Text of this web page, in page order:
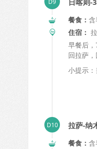
日喀则-
餐食：
住宿：
早餐后，
回拉萨
小提示
拉萨-纳
餐食：